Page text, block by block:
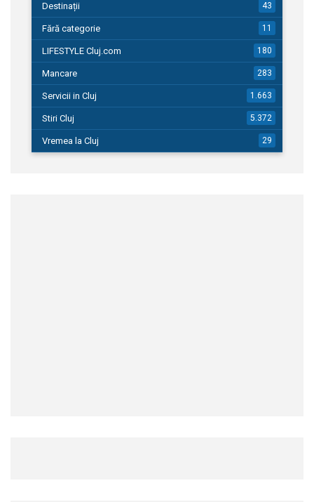
Destinații 43
Fără categorie 11
LIFESTYLE Cluj.com 180
Mancare 283
Servicii in Cluj 1.663
Stiri Cluj 5.372
Vremea la Cluj 29